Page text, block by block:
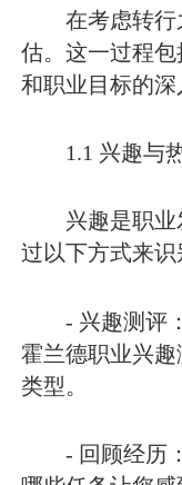
在考虑转行
估。这一过程
和职业目标的深
1.1 兴趣与
兴趣是职业
过以下方式来识
- 兴趣测评：
霍兰德职业兴
类型。
- 回顾经历：